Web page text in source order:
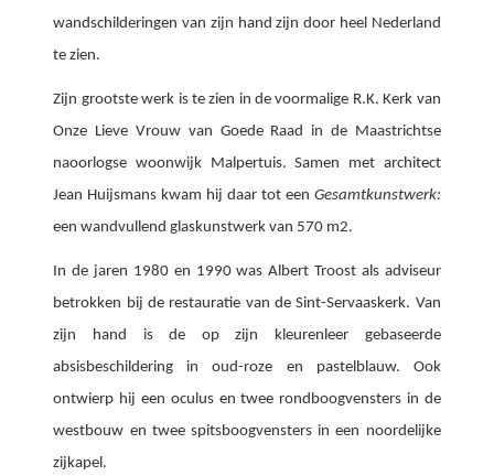
wandschilderingen van zijn hand zijn door heel Nederland
te zien.
Zijn grootste werk is te zien in de voormalige R.K. Kerk van
Onze Lieve Vrouw van Goede Raad in de Maastrichtse
naoorlogse woonwijk Malpertuis. Samen met architect
Jean Huijsmans kwam hij daar tot een Gesamtkunstwerk:
een wandvullend glaskunstwerk van 570 m2.
In de jaren 1980 en 1990 was Albert Troost als adviseur
betrokken bij de restauratie van de Sint-Servaaskerk. Van
zijn hand is de op zijn kleurenleer gebaseerde
absisbeschildering in oud-roze en pastelblauw. Ook
ontwierp hij een oculus en twee rondboogvensters in de
westbouw en twee spitsboogvensters in een noordelijke
zijkapel.